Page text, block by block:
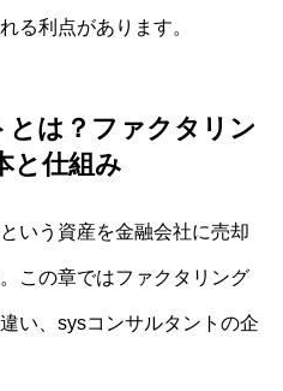
る利点があります。
は？ファクタリン
と仕組み
いう資産を金融会社に売却
この章ではファクタリング
い、sysコンサルタントの企